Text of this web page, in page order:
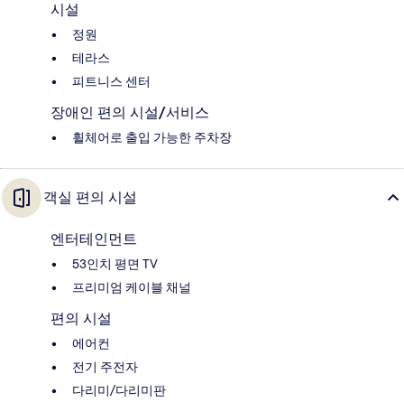
시설
정원
테라스
피트니스 센터
장애인 편의 시설/서비스
휠체어로 출입 가능한 주차장
객실 편의 시설
엔터테인먼트
53인치 평면 TV
프리미엄 케이블 채널
편의 시설
에어컨
전기 주전자
다리미/다리미판